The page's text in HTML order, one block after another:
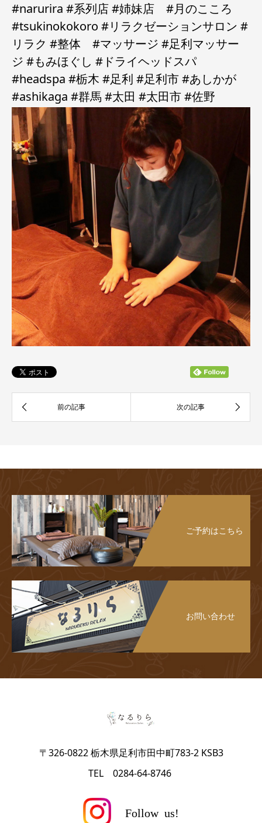
#narurira #系列店 #姉妹店 #月のこころ
#tsukinokokoro #リラクゼーションサロン #
リラク #整体 #マッサージ #足利マッサー
ジ #もみほぐし #ドライヘッドスパ
#headspa #栃木 #足利 #足利市 #あしかが
#ashikaga #群馬 #太田 #太田市 #佐野
ご予約はこちら
お問い合わせ
〒326-0822 栃木県足利市田中町783-2 KSB3
TEL 0284-64-8746